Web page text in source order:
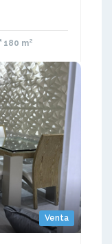
180 m²
Venta